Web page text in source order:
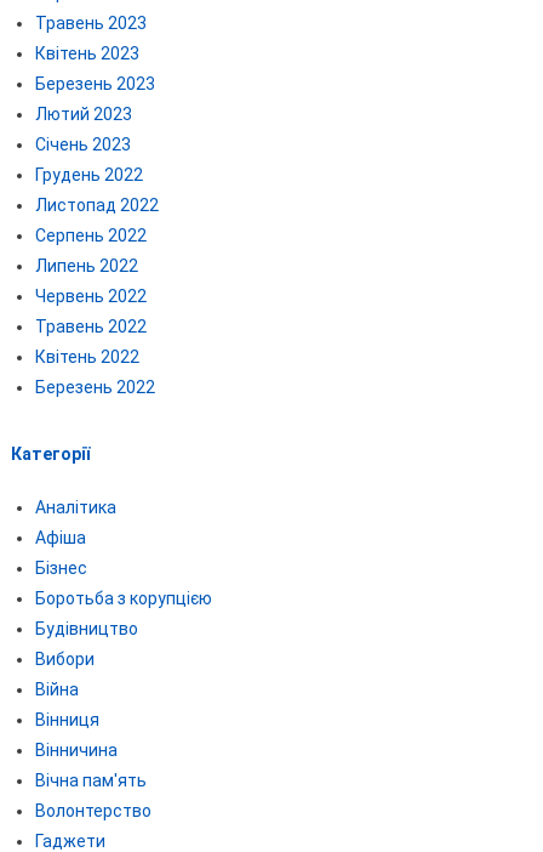
Травень 2023
Квітень 2023
Березень 2023
Лютий 2023
Січень 2023
Грудень 2022
Листопад 2022
Серпень 2022
Липень 2022
Червень 2022
Травень 2022
Квітень 2022
Березень 2022
Категорії
Аналітика
Афіша
Бізнес
Боротьба з корупцією
Будівництво
Вибори
Війна
Вінниця
Вінничина
Вічна пам'ять
Волонтерство
Гаджети